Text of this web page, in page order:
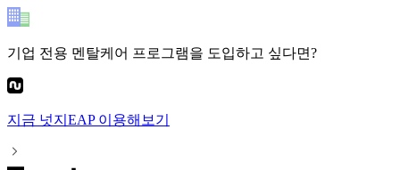
기업 전용 멘탈케어 프로그램을 도입하고 싶다면?
지금 넛지EAP이용해보기